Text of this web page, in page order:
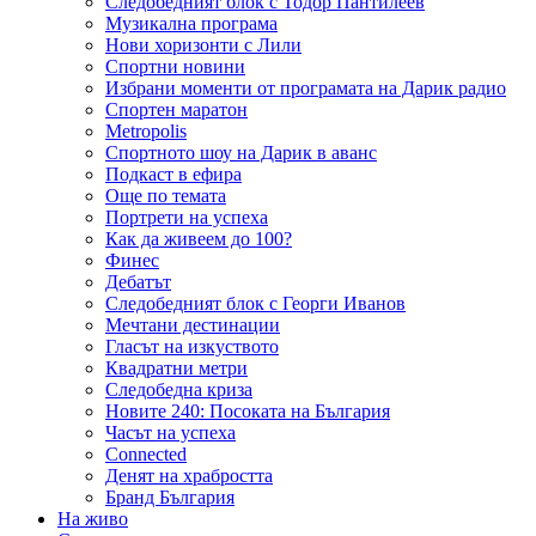
Музикална програма
Нови хоризонти с Лили
Спортни новини
Избрани моменти от програмата на Дарик радио
Спортен маратон
Metropolis
Спортното шоу на Дарик в аванс
Подкаст в ефира
Още по темата
Портрети на успеха
Как да живеем до 100?
Финес
Дебатът
Следобедният блок с Георги Иванов
Мечтани дестинации
Гласът на изкуството
Квадратни метри
Следобедна криза
Новите 240: Посоката на България
Часът на успеха
Connected
Денят на храбростта
Бранд България
На живо